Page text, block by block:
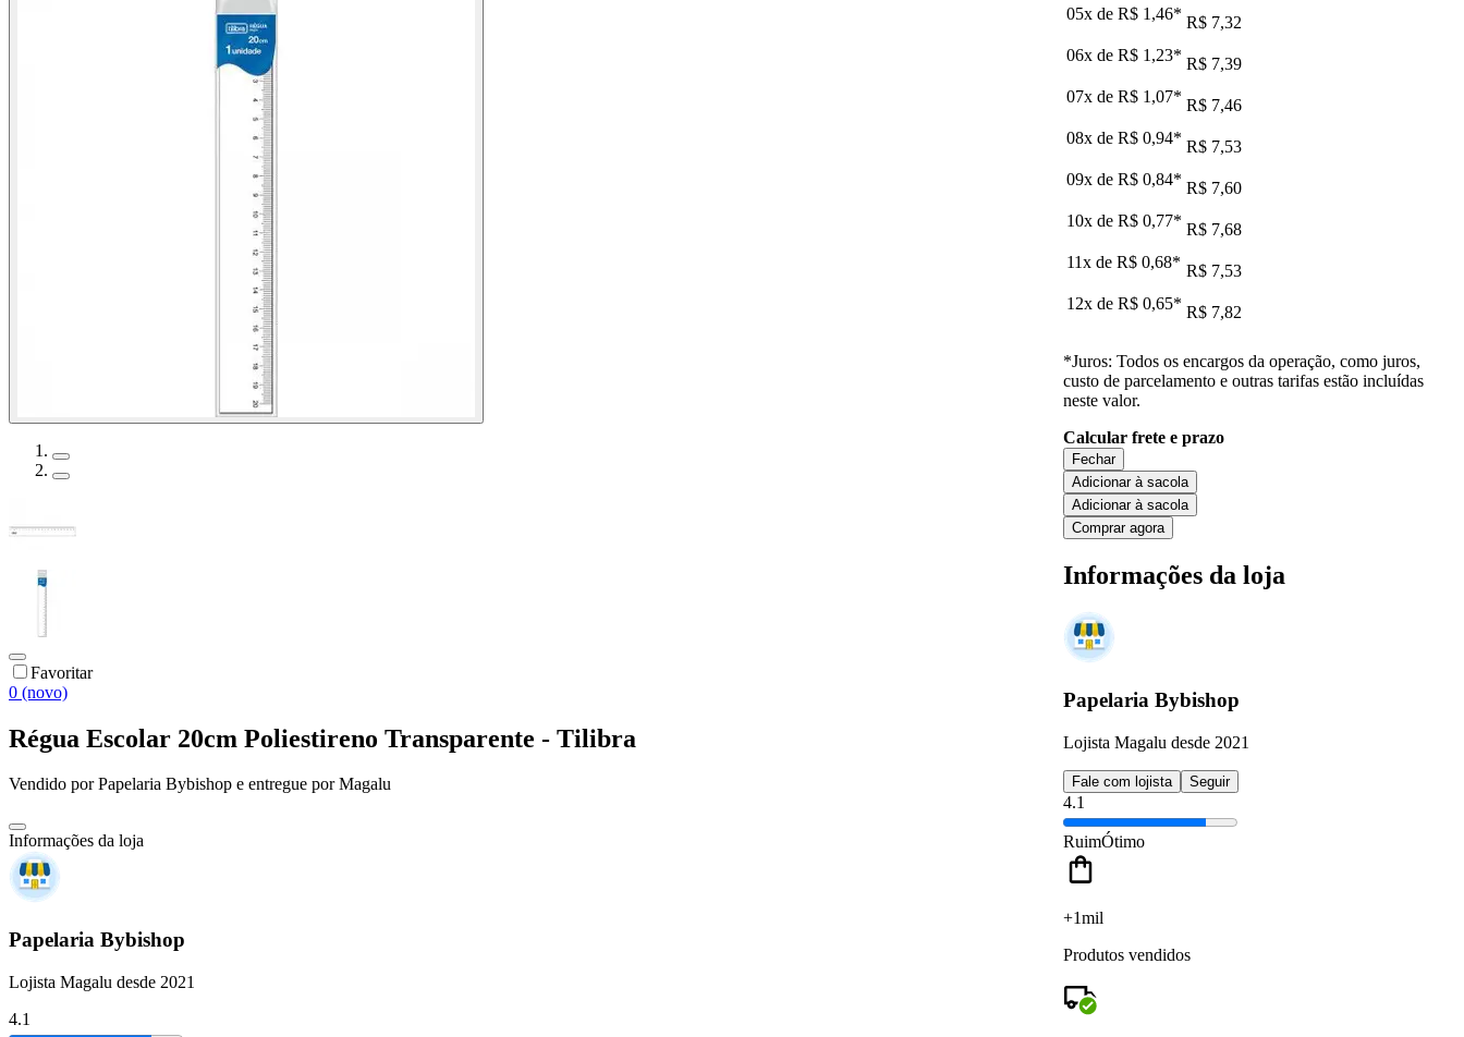
Favoritar
0 (novo)
Régua Escolar 20cm Poliestireno Transparente - Tilibra
Vendido porPapelaria Bybishop e entregue por Magalu
Informações da loja
Papelaria Bybishop
Lojista Magalu desde 2021
4.1
05x de R$ 1,46* R$ 7,32
06x de R$ 1,23* R$ 7,39
07x de R$ 1,07* R$ 7,46
08x de R$ 0,94* R$ 7,53
09x de R$ 0,84* R$ 7,60
10x de R$ 0,77* R$ 7,68
11x de R$ 0,68* R$ 7,53
12x de R$ 0,65* R$ 7,82
*Juros: Todos os encargos da operação, como juros,
custo de parcelamento e outras tarifas estão incluídas
neste valor.
Calcular frete e prazo
Fechar
Adicionar à sacola
Adicionar à sacola
Comprar agora
Informações da loja
Papelaria Bybishop
Lojista Magalu desde 2021
Fale com lojista Seguir
4.1
RuimÓtimo
+1mil
Produtos vendidos